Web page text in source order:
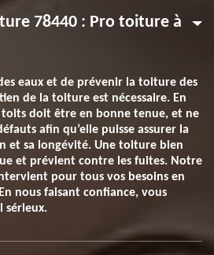
78440 : Pro toiture à
eaux et de prévenir la toiture des
de la toiture est nécessaire. En
doit être en bonne tenue, et ne
afin qu’elle puisse assurer la
et sa longévité. Une toiture bien
et prévient contre les fuites. Notre
pour tous vos besoins en
nous faisant confiance, vous
sérieux.